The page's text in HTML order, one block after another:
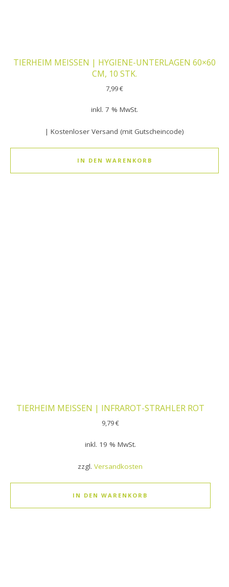
TIERHEIM MEISSEN | HYGIENE-UNTERLAGEN 60×60
CM, 10 STK.
7,99€
inkl. 7 % MwSt.
| Kostenloser Versand (mit Gutscheincode)
IN DEN WARENKORB
TIERHEIM MEISSEN | INFRAROT-STRAHLER ROT
9,79€
inkl. 19 % MwSt.
zzgl.Versandkosten
IN DEN WARENKORB